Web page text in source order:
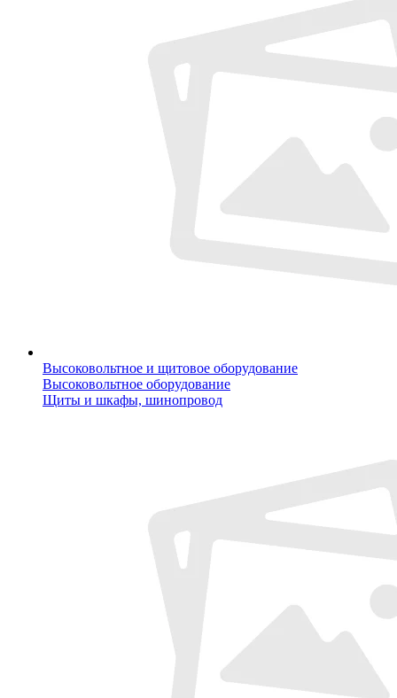
Высоковольтное и щитовое оборудование
Высоковольтное оборудование
Щиты и шкафы, шинопровод